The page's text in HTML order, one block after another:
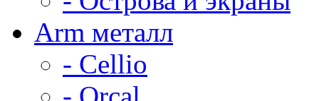
Arm металл
- Cellio